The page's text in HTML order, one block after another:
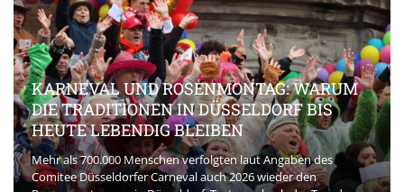
WARUM
BIS
laut Angaben des
2026 wieder den
BEAUTY-
AKTUELL PRÄGEN
Die Beauty-Branche entwickelt